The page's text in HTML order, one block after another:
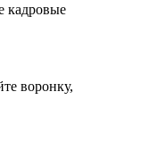
кадровые
воронку,